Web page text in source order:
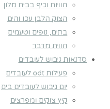
חוויות וכיף בבית מלון
הצוק הלבן עכו והים
בתים, נופים וטעמים
חווית מדבר
סדנאות גיבוש לעובדים
פעילות odt לעובדים
יום גיבוש לעובדים בים
קיץ צוקים ומפרצים